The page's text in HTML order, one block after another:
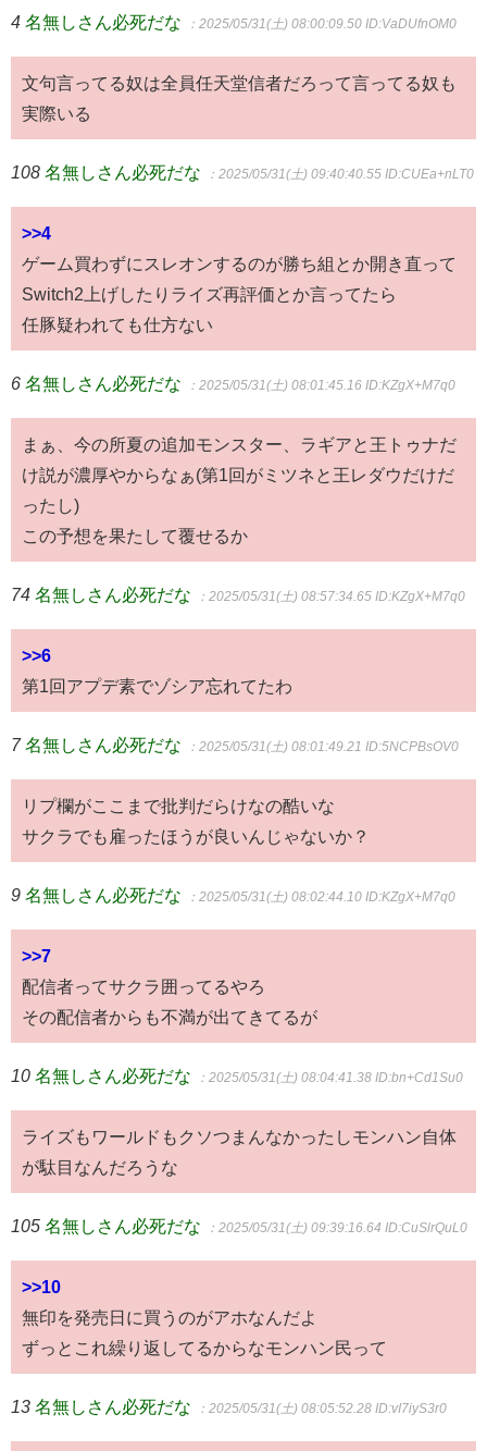
4 名無しさん必死だな ：2025/05/31(土) 08:00:09.50 ID:VaDUfnOM0
文句言ってる奴は全員任天堂信者だろって言ってる奴も
実際いる
108 名無しさん必死だな ：2025/05/31(土) 09:40:40.55 ID:CUEa+nLT0
>>4
ゲーム買わずにスレオンするのが勝ち組とか開き直って
Switch2上げしたりライズ再評価とか言ってたら
任豚疑われても仕方ない
6 名無しさん必死だな ：2025/05/31(土) 08:01:45.16 ID:KZgX+M7q0
まぁ、今の所夏の追加モンスター、ラギアと王トゥナだ
け説が濃厚やからなぁ(第1回がミツネと王レダウだけだ
ったし)
この予想を果たして覆せるか
74 名無しさん必死だな ：2025/05/31(土) 08:57:34.65 ID:KZgX+M7q0
>>6
第1回アプデ素でゾシア忘れてたわ
7 名無しさん必死だな ：2025/05/31(土) 08:01:49.21 ID:5NCPBsOV0
リプ欄がここまで批判だらけなの酷いな
サクラでも雇ったほうが良いんじゃないか？
9 名無しさん必死だな ：2025/05/31(土) 08:02:44.10 ID:KZgX+M7q0
>>7
配信者ってサクラ囲ってるやろ
その配信者からも不満が出てきてるが
10 名無しさん必死だな ：2025/05/31(土) 08:04:41.38 ID:bn+Cd1Su0
ライズもワールドもクソつまんなかったしモンハン自体
が駄目なんだろうな
105 名無しさん必死だな ：2025/05/31(土) 09:39:16.64 ID:CuSlrQuL0
>>10
無印を発売日に買うのがアホなんだよ
ずっとこれ繰り返してるからなモンハン民って
13 名無しさん必死だな ：2025/05/31(土) 08:05:52.28 ID:vI7iyS3r0